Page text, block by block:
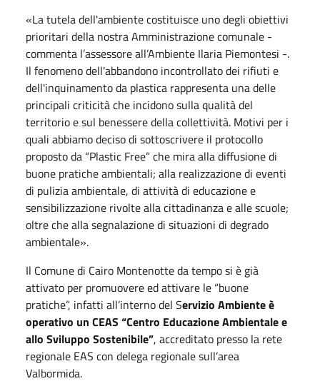
«La tutela dell'ambiente costituisce uno degli obiettivi
prioritari della nostra Amministrazione comunale -
commenta l’assessore all’Ambiente Ilaria Piemontesi -.
Il fenomeno dell'abbandono incontrollato dei rifiuti e
dell'inquinamento da plastica rappresenta una delle
principali criticità che incidono sulla qualità del
territorio e sul benessere della collettività. Motivi per i
quali abbiamo deciso di sottoscrivere il protocollo
proposto da “Plastic Free” che mira alla diffusione di
buone pratiche ambientali; alla realizzazione di eventi
di pulizia ambientale, di attività di educazione e
sensibilizzazione rivolte alla cittadinanza e alle scuole;
oltre che alla segnalazione di situazioni di degrado
ambientale».
Il Comune di Cairo Montenotte da tempo si è già
attivato per promuovere ed attivare le “buone
pratiche”, infatti all’interno del Servizio Ambiente è
operativo un CEAS “Centro Educazione Ambientale e
allo Sviluppo Sostenibile”, accreditato presso la rete
regionale EAS con delega regionale sull’area
Valbormida.